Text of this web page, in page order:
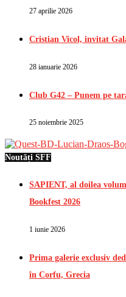
27 aprilie 2026
Cristian Vicol, invitat
28 ianuarie 2026
Club G42 – Punem pe
25 noiembrie 2025
Noutăți SFF
SAPIENT, al doilea
Bookfest 2026
1 iunie 2026
Prima galerie exclusiv
în Corfu, Grecia